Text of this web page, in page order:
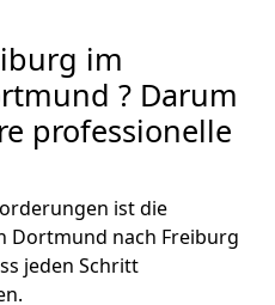
im
? Darum
professionelle
ist die
Dortmund nach Freiburg
jeden Schritt